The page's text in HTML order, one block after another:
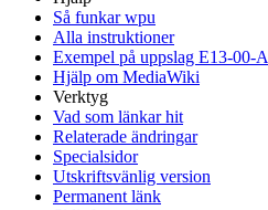
Så funkar wpu
Alla instruktioner
Exempel på uppslag E13-00-A
Hjälp om MediaWiki
Verktyg
Vad som länkar hit
Relaterade ändringar
Specialsidor
Utskriftsvänlig version
Permanent länk